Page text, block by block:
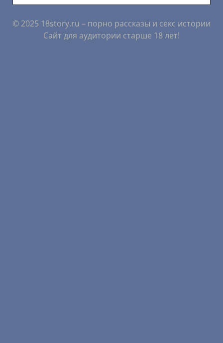
© 2025 18story.ru – порно рассказы и секс истории
Сайт для аудитории старше 18 лет!